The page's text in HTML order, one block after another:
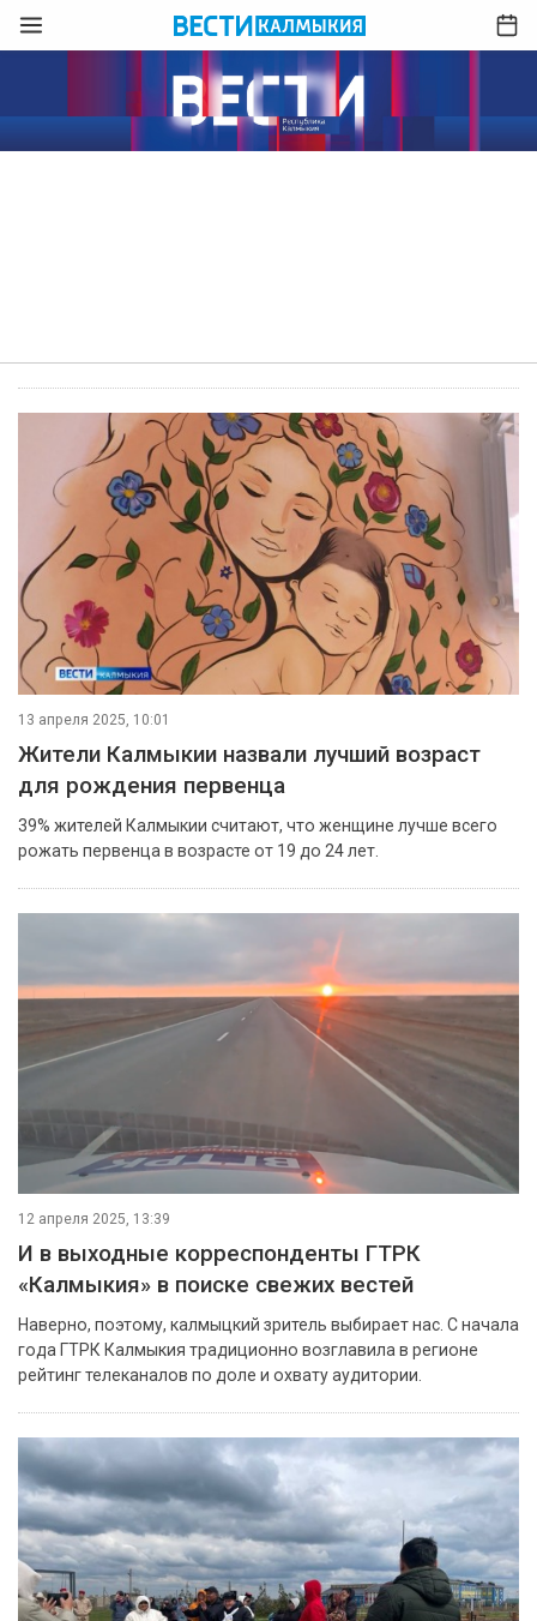
13 апреля 2025, 10:01
Жители Калмыкии назвали лучший возраст
для рождения первенца
39% жителей Калмыкии считают, что женщине лучше всего
рожать первенца в возрасте от 19 до 24 лет.
12 апреля 2025, 13:39
И в выходные корреспонденты ГТРК
«Калмыкия» в поиске свежих вестей
Наверно, поэтому, калмыцкий зритель выбирает нас. С начала
года ГТРК Калмыкия традиционно возглавила в регионе
рейтинг телеканалов по доле и охвату аудитории.